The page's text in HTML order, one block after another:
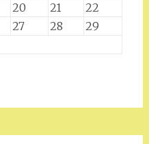
20 21
22
27 28
29